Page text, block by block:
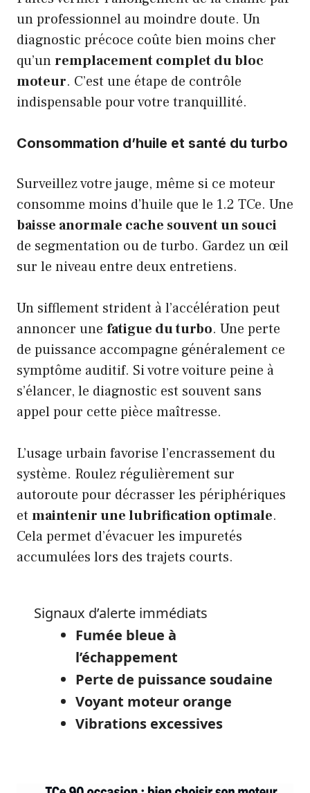
un professionnel au moindre doute. Un
diagnostic précoce coûte bien moins cher
qu’unremplacement complet du bloc
moteur. C’est une étape de contrôle
indispensable pour votre tranquillité.
Consommation d’huile et santé du turbo
Surveillez votre jauge, même si ce moteur
consomme moins d’huile que le 1.2 TCe. Une
baisse anormale cache souvent un souci
de segmentation ou de turbo. Gardez un œil
sur le niveau entre deux entretiens.
Un sifflement strident à l’accélération peut
annoncer une fatigue du turbo. Une perte
de puissance accompagne généralement ce
symptôme auditif. Si votre voiture peine à
s’élancer, le diagnostic est souvent sans
appel pour cette pièce maîtresse.
L’usage urbain favorise l’encrassement du
système. Roulez régulièrement sur
autoroute pour décrasser les périphériques
et maintenir une lubrification optimale.
Cela permet d’évacuer les impuretés
accumulées lors des trajets courts.
Signaux d’alerte immédiats
Fumée bleue à
l’échappement
Perte de puissance soudaine
Voyant moteur orange
Vibrations excessives